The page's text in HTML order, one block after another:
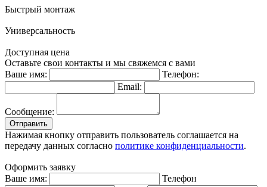
Быстрый монтаж
Универсальность
Доступная цена
Оставьте свои контакты и мы свяжемся с вами
Ваше имя:
Телефон:
Email:
Сообщение:
Отправить
Нажимая кнопку отправить пользователь соглашается на
передачу данных согласно политике конфиденциальности.
Оформить заявку
Ваше имя:
Телефон